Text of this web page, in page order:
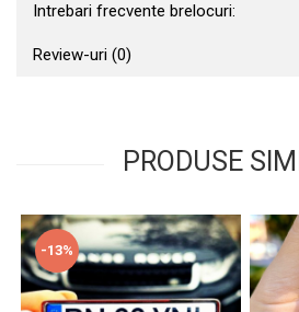
Intrebari frecvente brelocuri:
Review-uri (0)
PRODUSE
-13%